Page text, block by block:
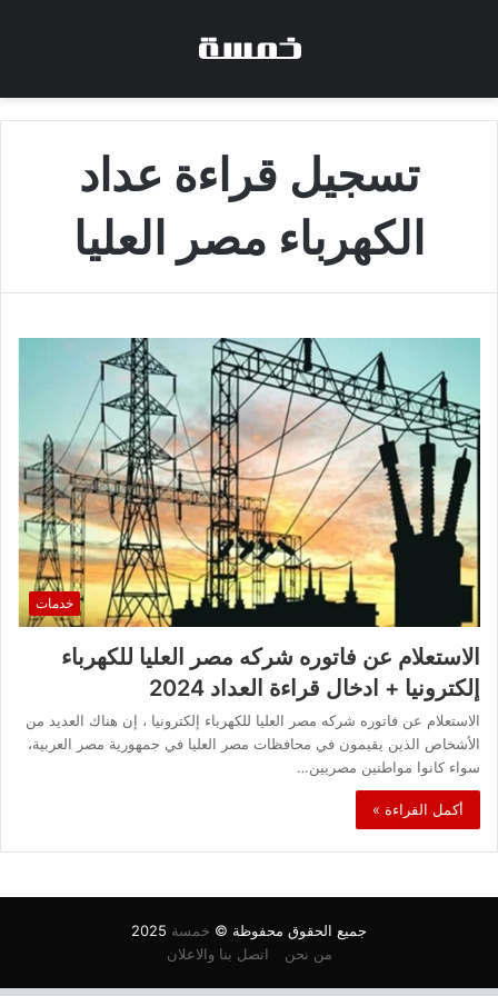
تسجيل قراءة عداد
الكهرباء مصر العليا
خدمات
الاستعلام عن فاتوره شركه مصر العليا للكهرباء
إلكترونيا + ادخال قراءة العداد 2024
الاستعلام عن فاتوره شركه مصر العليا للكهرباء إلكترونيا ، إن هناك العديد من
الأشخاص الذين يقيمون في محافظات مصر العليا في جمهورية مصر العربية،
سواء كانوا مواطنين مصريين…
أكمل القراءة »
جميع الحقوق محفوظة © خمسة
من نحن
اتصل بنا والاعلان